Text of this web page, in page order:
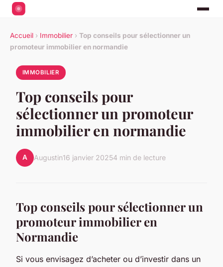
Accueil › Immobilier › Top conseils pour sélectionner un
promoteur immobilier en normandie
IMMOBILIER
Top conseils pour
sélectionner un promoteur
immobilier en normandie
A Augustin16 janvier 20254 min de lecture
Top conseils pour sélectionner un
promoteur immobilier en
Normandie
Si vous envisagez d’acheter ou d’investir dans un